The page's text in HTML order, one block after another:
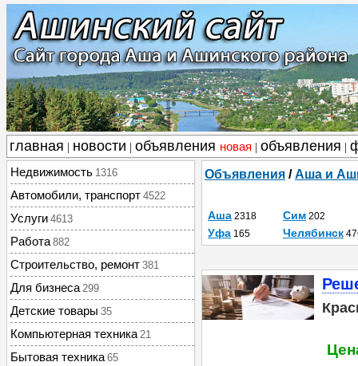
главная новости объявления новая объявления
Недвижимость 1316
Автомобили, транспорт 4522
Услуги 4613
Работа 882
Строительство, ремонт 381
Для бизнеса 299
Детские товары 35
Компьютерная техника 21
Бытовая техника 65
Объявления /Аша и
Аша 2318 Сим 202
Уфа 165 Челябинск